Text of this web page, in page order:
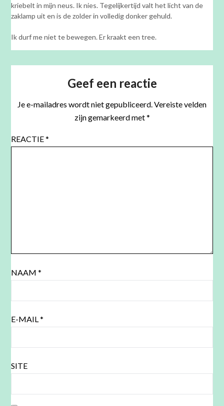
kriebelt in mijn neus. Ik nies. Tegelijkertijd valt het licht van de
zaklamp uit en is de zolder in volledig donker gehuld.
Ik durf me niet te bewegen. Er kraakt een tree.
Geef een reactie
Je e-mailadres wordt niet gepubliceerd.Vereiste velden
zijn gemarkeerd met*
REACTIE*
NAAM*
E-MAIL*
SITE